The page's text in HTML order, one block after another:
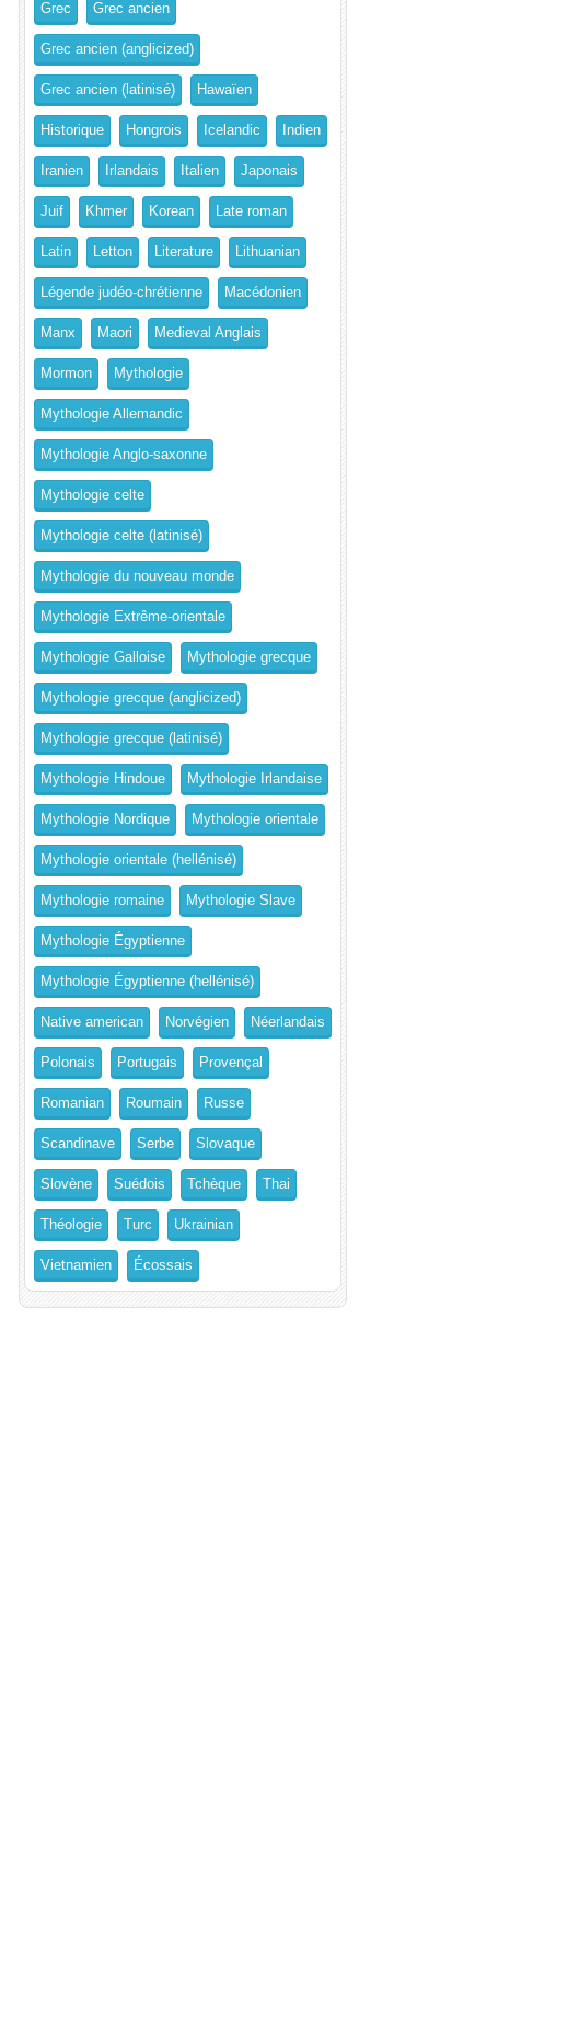
Grec Grec ancien
Grec ancien (anglicized)
Grec ancien (latinisé) Hawaïen
Historique Hongrois Icelandic Indien
Iranien Irlandais Italien Japonais
Juif Khmer Korean Late roman
Latin Letton Literature Lithuanian
Légende judéo-chrétienne Macédonien
Manx Maori Medieval Anglais
Mormon Mythologie
Mythologie Allemandic
Mythologie Anglo-saxonne
Mythologie celte
Mythologie celte (latinisé)
Mythologie du nouveau monde
Mythologie Extrême-orientale
Mythologie Galloise Mythologie grecque
Mythologie grecque (anglicized)
Mythologie grecque (latinisé)
Mythologie Hindoue Mythologie Irlandaise
Mythologie Nordique Mythologie orientale
Mythologie orientale (hellénisé)
Mythologie romaine Mythologie Slave
Mythologie Égyptienne
Mythologie Égyptienne (hellénisé)
Native american Norvégien Néerlandais
Polonais Portugais Provençal
Romanian Roumain Russe
Scandinave Serbe Slovaque
Slovène Suédois Tchèque Thai
Théologie Turc Ukrainian
Vietnamien Écossais